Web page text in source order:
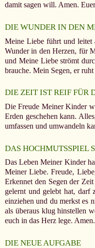
damit sagen will. Amen.
DIE WUNDER IN DEN
Meine Liebe führt und leitet
Wunder in den Herzen, für
und Meine Liebe strömt
brauche. Mein Segen, er
DIE ZEIT IST REIF FÜR
Die Freude Meiner Kinder
Erden geschehen kann.
umfassen und umwandeln
DAS HOCHMUTSSPIEL
Das Leben Meiner Kinder
Meiner Liebe. Freude,
Erkennet den Segen der
gelernt und gelebt hat,
einziehen und du merkst es
als überaus klug hinstellen
euch in das Herz lege.
DIE NEUE AUFGABE